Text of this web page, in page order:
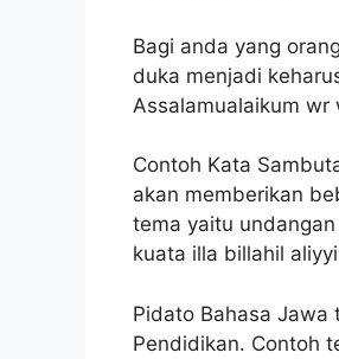
Bagi anda yang
duka menjadi
Assalamualaikum
Contoh Kata
akan memberikan
tema yaitu
kuata illa billahil
Pidato Bahasa Jawa
Pendidikan. Contoh